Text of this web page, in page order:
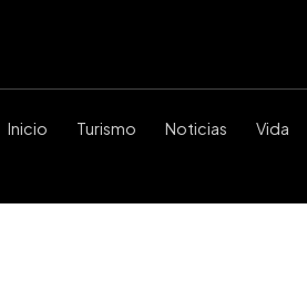
Inicio Turismo Noticias Vida